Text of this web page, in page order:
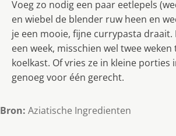
Voeg zo nodig een paar eetlepels
en wiebel de blender ruw heen en
je een mooie, fijne currypasta draait.
een week, misschien wel twee
koelkast. Of vries ze in kleine porties
genoeg voor één gerecht.
Bron: Aziatische Ingredienten